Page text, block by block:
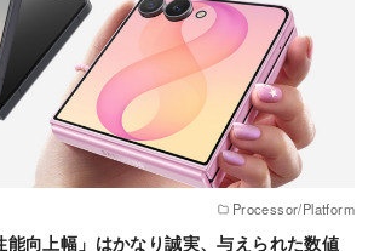
Processor/Platform
能向上幅」はかなり誠実、与えられた数値